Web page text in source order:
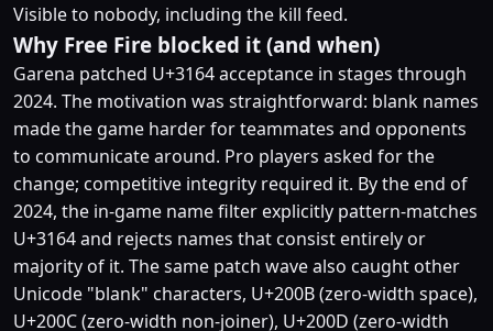
Visible to nobody, including the kill feed.
Why Free Fire blocked it (and when)
Garena patched U+3164 acceptance in stages through
2024. The motivation was straightforward: blank names
made the game harder for teammates and opponents
to communicate around. Pro players asked for the
change; competitive integrity required it. By the end of
2024, the in-game name filter explicitly pattern-matches
U+3164 and rejects names that consist entirely or
majority of it. The same patch wave also caught other
Unicode "blank" characters, U+200B (zero-width space),
U+200C (zero-width non-joiner), U+200D (zero-width